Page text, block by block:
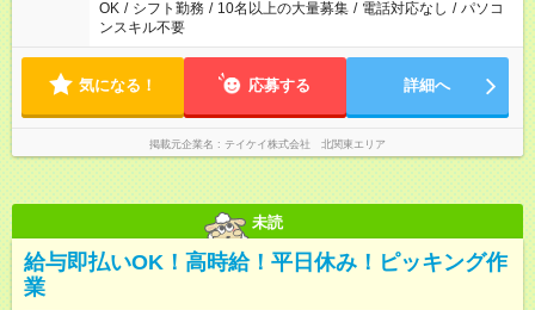
OK / シフト勤務 / 10名以上の大量募集 / 電話対応なし / パソコ
ンスキル不要
気になる！ 応募する 詳細へ
掲載元企業名 テイケイ株式会社 北関東エリア
未読
給与即払いOK！高時給！平日休み！ピッキング作
業